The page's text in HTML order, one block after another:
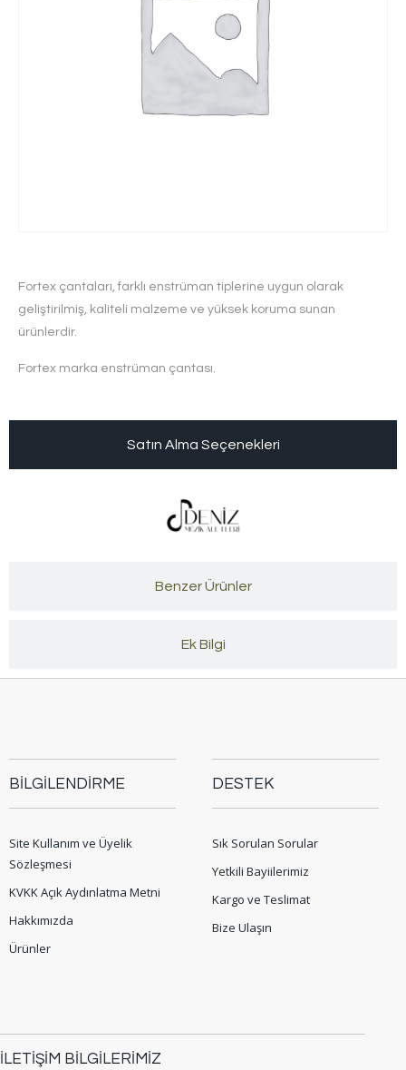
Fortex çantaları, farklı enstrüman tiplerine uygun olarak
geliştirilmiş, kaliteli malzeme ve yüksek koruma sunan
ürünlerdir.
Fortex marka enstrüman çantası.
Satın Alma Seçenekleri
Benzer Ürünler
Ek Bilgi
BİLGİLENDİRME
Site Kullanım ve Üyelik
Sözleşmesi
KVKK Açık Aydınlatma Metni
Hakkımızda
Ürünler
DESTEK
Sık Sorulan Sorular
Yetkili Bayiilerimiz
Kargo ve Teslimat
Bize Ulaşın
İLETİŞİM BİLGİLERİMİZ